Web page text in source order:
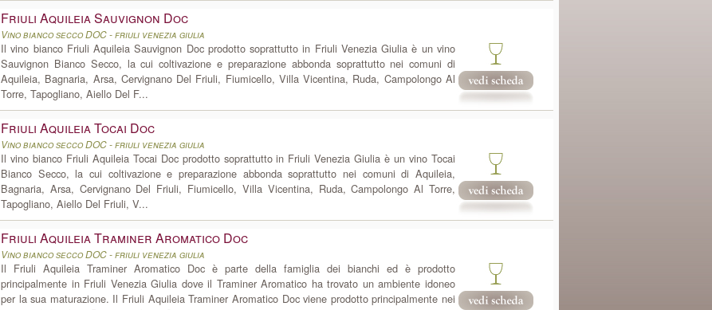
Friuli Aquileia Sauvignon Doc
Vino bianco secco DOC - friuli venezia giulia
Il vino bianco Friuli Aquileia Sauvignon Doc prodotto soprattutto in Friuli Venezia Giulia è un vino
Sauvignon Bianco Secco, la cui coltivazione e preparazione abbonda soprattutto nei comuni di
Aquileia, Bagnaria, Arsa, Cervignano Del Friuli, Fiumicello, Villa Vicentina, Ruda, Campolongo Al
Torre, Tapogliano, Aiello Del F...
Friuli Aquileia Tocai Doc
Vino bianco secco DOC - friuli venezia giulia
Il vino bianco Friuli Aquileia Tocai Doc prodotto soprattutto in Friuli Venezia Giulia è un vino Tocai
Bianco Secco, la cui coltivazione e preparazione abbonda soprattutto nei comuni di Aquileia,
Bagnaria, Arsa, Cervignano Del Friuli, Fiumicello, Villa Vicentina, Ruda, Campolongo Al Torre,
Tapogliano, Aiello Del Friuli, V...
Friuli Aquileia Traminer Aromatico Doc
Vino bianco secco DOC - friuli venezia giulia
Il Friuli Aquileia Traminer Aromatico Doc è parte della famiglia dei bianchi ed è prodotto
principalmente in Friuli Venezia Giulia dove il Traminer Aromatico ha trovato un ambiente idoneo
per la sua maturazione. Il Friuli Aquileia Traminer Aromatico Doc viene prodotto principalmente nei